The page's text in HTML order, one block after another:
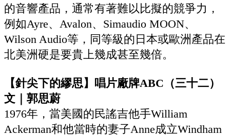
的音響產品，通常有著難以比擬的競爭力，
例如Ayre、Avalon、Simaudio MOON、
Wilson Audio等，同等級的日本或歐洲產品在
北美洲硬是要貴上幾成甚至幾倍。
【針尖下的繆思】唱片廠牌ABC（三十二）
文｜郭思蔚
1976年，當美國的民謠吉他手William
Ackerman和他當時的妻子Anne成立Windham